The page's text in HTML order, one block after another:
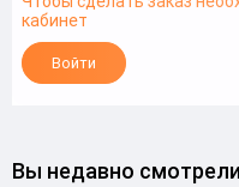
кабинет
Войти
Вы недавно смотрели